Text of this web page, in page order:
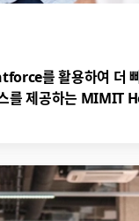
를 활용하여 더
를 제공하는 MIMIT